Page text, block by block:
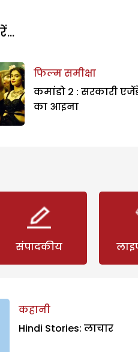
फिल्म समीक्षा
कमांडो 2 : सरकारी
का आइना
संपादकीय
कहानी
Hindi Stories: लाचार